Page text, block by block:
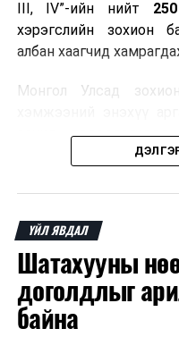
III, IV”-ийн нийт
хэрэгслийн зохион
албан хаагчид
Монгол Улсад
зочид,
мэргэжлийн түвшинд
зохион байгуулалтын
ангилал, үйлчилгээний
хариуцлага, сахилга
мэргэжлийн
өгчээ.
ҮЙЛ ЯВДАЛ
Шатахууны
доголдлыг
байна